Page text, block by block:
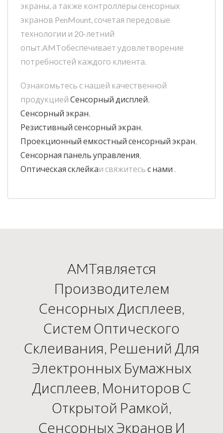
экраны, а также контроллеры сенсорных
экранов PenMount, сочетая передовые
технологии и 20-летний
опыт.AMTобеспечивает удовлетворение
потребностей каждого клиента.
Ознакомьтесь с нашей качественной
продукцией Сенсорный дисплей,
Сенсорный экран,
Резистивный сенсорный экран,
Проекционный емкостный сенсорный экран,
Сенсорная панель управления,
Оптическая склейкаи свяжитесь с нами .
AMTявляется
Производителем
Сенсорных Дисплеев,
Систем Оптического
Склеивания, Решений Для
Электронных Бумажных
Дисплеев, Мониторов С
Открытой Рамкой,
Сенсорных Экранов И